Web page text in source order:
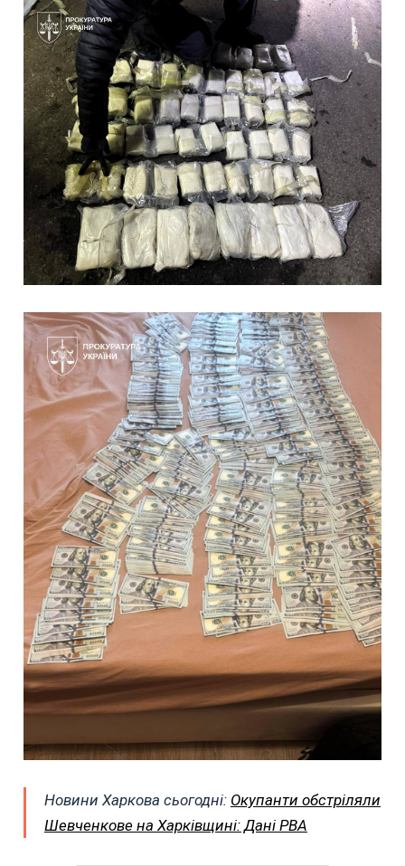
Новини Харкова сьогодні: Окупанти обстріляли
Шевченкове на Харківщині: Дані РВА